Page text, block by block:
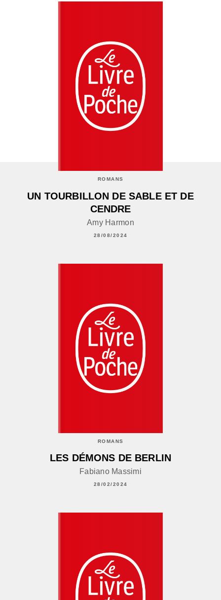
ROMANS
UN TOURBILLON DE SABLE ET DE
CENDRE
Amy Harmon
28/08/2024
ROMANS
LES DÉMONS DE BERLIN
Fabiano Massimi
28/02/2024